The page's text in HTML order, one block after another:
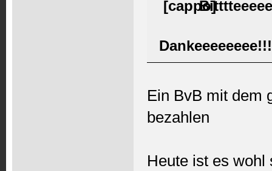
Dankeeeeeeee!!!
Ein BvB mit dem
bezahlen
Heute ist es